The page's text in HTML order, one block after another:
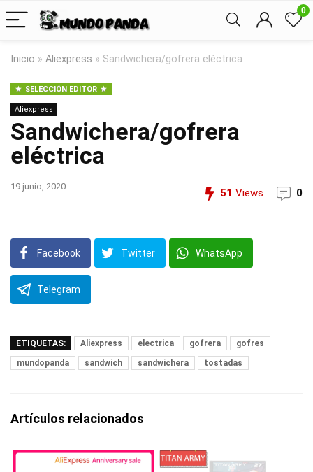
0
Inicio » Aliexpress » Sandwichera/gofrera eléctrica
SELECCIÓN EDITOR
Aliexpress
Sandwichera/gofrera
eléctrica
19 junio, 2020
51 Views 0
Facebook Twitter WhatsApp
Telegram
ETIQUETAS: Aliexpress electrica gofrera
gofres
mundopanda
sandwich sandwichera tostadas
Artículos relacionados